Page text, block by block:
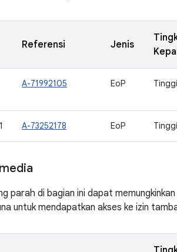
Referensi Jenis
A-71992105 EoP Tinggi
A-73252178 EoP Tinggi
parah di bagian ini dapat
untuk mendapatkan akses ke izin